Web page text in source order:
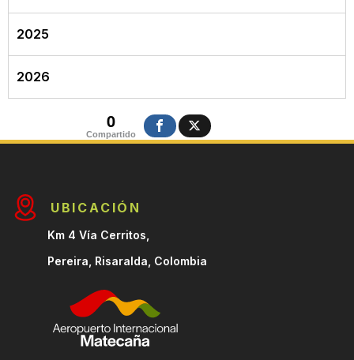
2025
2026
0
Compartido
UBICACIÓN
Km 4 Vía Cerritos,
Pereira, Risaralda, Colombia